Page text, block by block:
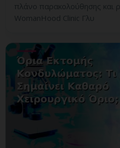
πλάνο παρακολούθησης και
WomanHood Clinic Γλυ